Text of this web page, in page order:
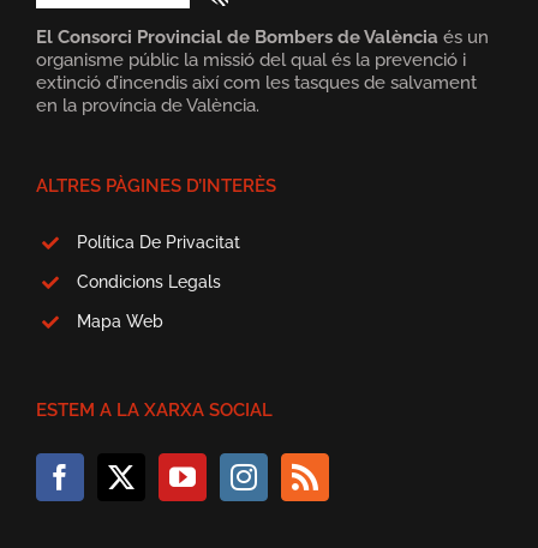
El Consorci Provincial de Bombers de València és un
organisme públic la missió del qual és la prevenció i
extinció d’incendis així com les tasques de salvament
en la província de València.
ALTRES PÀGINES D’INTERÈS
Política De Privacitat
Condicions Legals
Mapa Web
ESTEM A LA XARXA SOCIAL